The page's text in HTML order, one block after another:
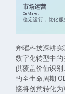
市场运营
On Market
稳定运行，优化服
奔曜科技深耕
数字化转型中的
供覆盖价值识
的全生命周期
接将创意转化为